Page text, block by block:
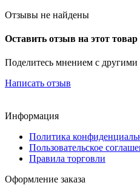
Отзывы не найдены
Оставить отзыв на этот товар
Поделитесь мнением с другими
Написать отзыв
Информация
Политика
Пользовательское
Правила торговли
Оформление заказа